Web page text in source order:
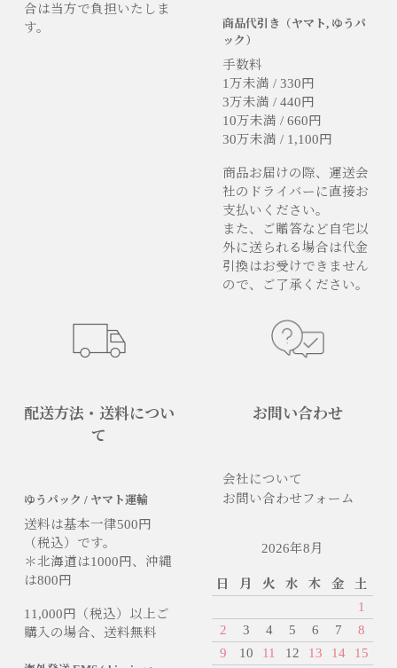
合は当方で負担いたしま
す。
商品代引き（ヤマト, ゆうパ
ック）
手数料
1万未満 / 330円
3万未満 / 440円
10万未満 / 660円
30万未満 / 1,100円
商品お届けの際、運送会
社のドライバーに直接お
支払いください。
また、ご贈答など自宅以
外に送られる場合は代金
引換はお受けできません
ので、ご了承ください。
配送方法・送料につい
て
ゆうパック / ヤマト運輸
送料は基本一律500円
（税込）です。
＊北海道は1000円、沖縄
は800円
11,000円（税込）以上ご
購入の場合、送料無料
お問い合わせ
会社について
お問い合わせフォーム
2026年8月
日 月 火 水 木 金
土
1
2
3 4 5 6 7
8
9
10 11 12 13 14 15